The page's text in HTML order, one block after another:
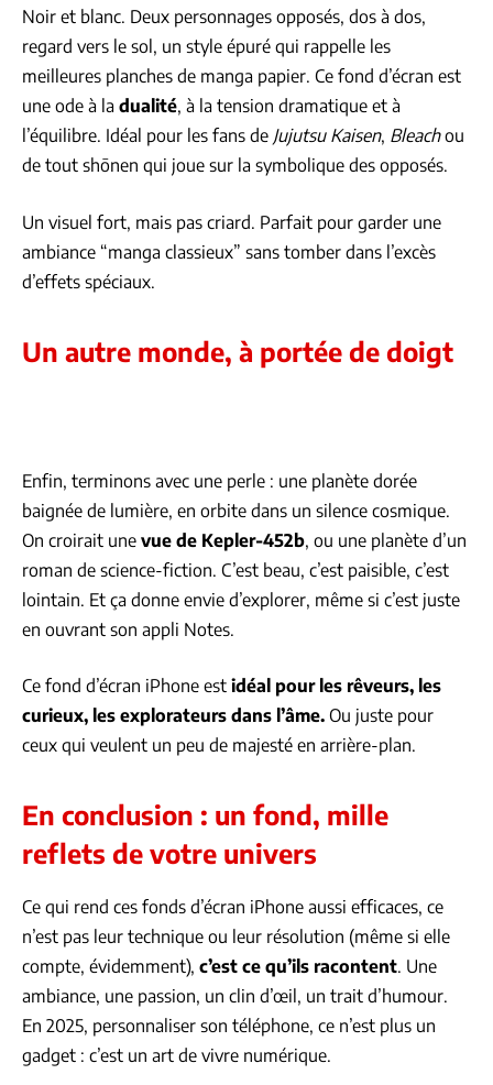
Noir et blanc. Deux personnages opposés, dos à dos,
regard vers le sol, un style épuré qui rappelle les
meilleures planches de manga papier. Ce fond d’écran est
une ode à la dualité, à la tension dramatique et à
l’équilibre. Idéal pour les fans de Jujutsu Kaisen, Bleachou
de tout shōnen qui joue sur la symbolique des opposés.
Un visuel fort, mais pas criard. Parfait pour garder une
ambiance “manga classieux” sans tomber dans l’excès
d’effets spéciaux.
Un autre monde, à portée de doigt
Enfin, terminons avec une perle : une planète dorée
baignée de lumière, en orbite dans un silence cosmique.
On croirait une vue de Kepler-452b, ou une planète d’un
roman de science-fiction. C’est beau, c’est paisible, c’est
lointain. Et ça donne envie d’explorer, même si c’est juste
en ouvrant son appli Notes.
Ce fond d’écran iPhone est idéal pour les rêveurs, les
curieux, les explorateurs dans l’âme. Ou juste pour
ceux qui veulent un peu de majesté en arrière-plan.
En conclusion : un fond, mille
reflets de votre univers
Ce qui rend ces fonds d’écran iPhone aussi efficaces, ce
n’est pas leur technique ou leur résolution (même si elle
compte, évidemment), c’est ce qu’ils racontent. Une
ambiance, une passion, un clin d’œil, un trait d’humour.
En 2025, personnaliser son téléphone, ce n’est plus un
gadget : c’est un art de vivre numérique.